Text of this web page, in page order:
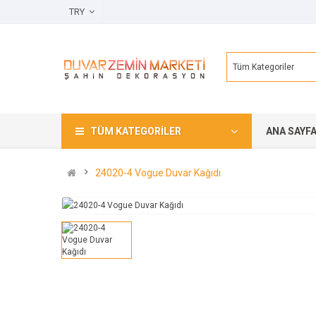
Tüm Kategoriler
TÜM KATEGORILER ANA SAYFA
24020-4 Vogue Duvar Kağıdı